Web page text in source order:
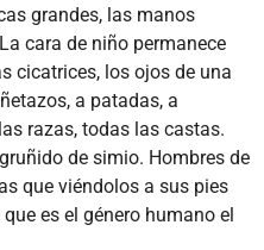
grandes, las manos
cara de niño permanece
cicatrices, los ojos de una
a patadas, a
razas, todas las castas.
de simio. Hombres de
que viéndolos a sus pies
es el género humano el